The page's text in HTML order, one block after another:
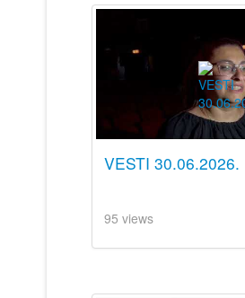
VESTI 30.06.2026.
95 views